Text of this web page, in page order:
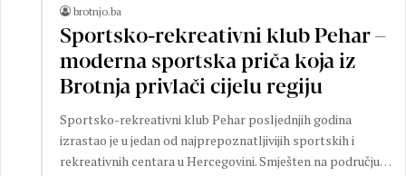
brotnjo.ba
Sportsko-rekreativni klub Pehar –
moderna sportska priča koja iz
Brotnja privlači cijelu regiju
Sportsko-rekreativni klub Pehar posljednjih godina
izrastao je u jedan od najprepoznatljivijih sportskih i
rekreativnih centara u Hercegovini. Smješten na području…